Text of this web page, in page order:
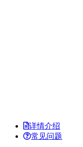
详情介绍
常见问题